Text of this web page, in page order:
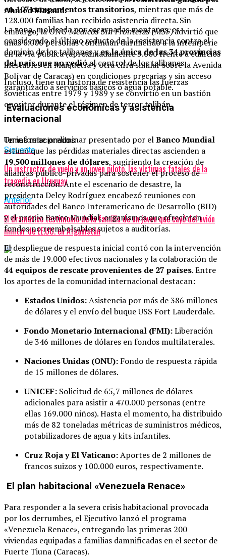
Ahmed Massud.
La zona, moldeada por escarpadas montañas, es
considerado el último reducto de la resistencia contra el
dominio de los talibanes yes la única de las 34 provincias
del país que no cedióal control de los talibanes.
Incluso, tiene un historia de resistencia las fuerzas
soviéticas entre 1979 y 1989 y se convirtió en un bastión
opositor durante el régimen de terror talibán.
Temas relacionados:
Siguente
Un instructor de vuelo y un joven piloto, las víctimas fatales de la
tragedia en Uruguay
Anterior
El dramático testimonio de la familia de un joven que cayó del avión
militar de EE.UU. en Afganistán
en 107 campamentos transitorios, mientras que más de
128.000 familias han recibido asistencia directa. Sin
embargo, la ONGMédicos Sin Fronteras (MSF)advirtió que
unas 6.000 personas continúan durmiendo a la intemperie
en la vía pública (aproximadamente 3.000 frente a edificios
inestables en Maiquetía y otra cifra similar sobre la Avenida
Bolívar de Caracas) en condiciones precarias y sin acceso
garantizado a servicios básicos o agua potable.
Evaluaciones económicas y asistencia
internacional
Un informe preliminar presentado por elBanco Mundial
estimó que las pérdidas materiales directas ascienden a
19.500 millones de dólares, sugiriendo la creación de
alianzas público-privadas para sostener el proceso de
reconstrucción. Ante el escenario de desastre, la
presidenta Delcy Rodríguez encabezó reuniones con
autoridades del Banco Interamericano de Desarrollo (BID)
y el propio Banco Mundial, organismos que ofrecieron
fondos no reembolsables sujetos a auditorías.
El despliegue de respuesta inicial contó con la intervención
de más de 19.000 efectivos nacionales y la colaboración de
44 equipos de rescate provenientes de 27 países. Entre
los aportes de la comunidad internacional destacan:
Estados Unidos:Asistencia por más de 386 millones
de dólares y el envío del buque USS Fort Lauderdale.
Fondo Monetario Internacional (FMI):Liberación
de 346 millones de dólares en fondos multilaterales.
Naciones Unidas (ONU): Fondo de respuesta rápida
de 15 millones de dólares.
UNICEF: Solicitud de 65,7 millones de dólares
adicionales para asistir a 470.000 personas (entre
ellas 169.000 niños). Hasta el momento, ha distribuido
más de 82 toneladas métricas de suministros médicos,
potabilizadores de agua y kits infantiles.
Cruz Roja y El Vaticano:Aportes de 2 millones de
francos suizos y 100.000 euros, respectivamente.
El plan habitacional «Venezuela Renace»
Para responder a la severa crisis habitacional provocada
por los derrumbes, el Ejecutivo lanzó el programa
«Venezuela Renace», entregando las primeras 200
viviendas equipadas a familias damnificadas en el sector de
Fuerte Tiuna (Caracas).